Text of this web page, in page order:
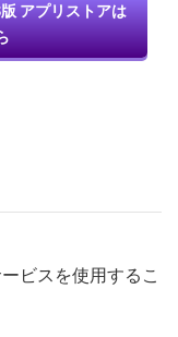
アプリストアは
ビスを使用するこ